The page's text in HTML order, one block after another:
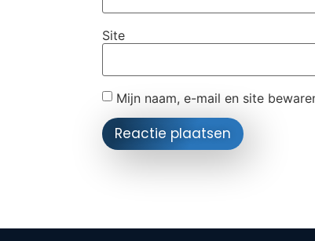
Site
Mijn naam, e-mail en site